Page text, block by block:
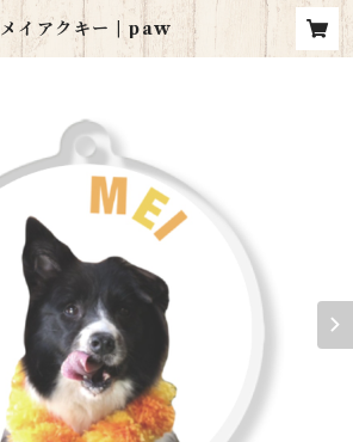
メイアクキー | paw